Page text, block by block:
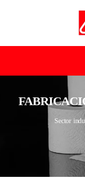
Sector